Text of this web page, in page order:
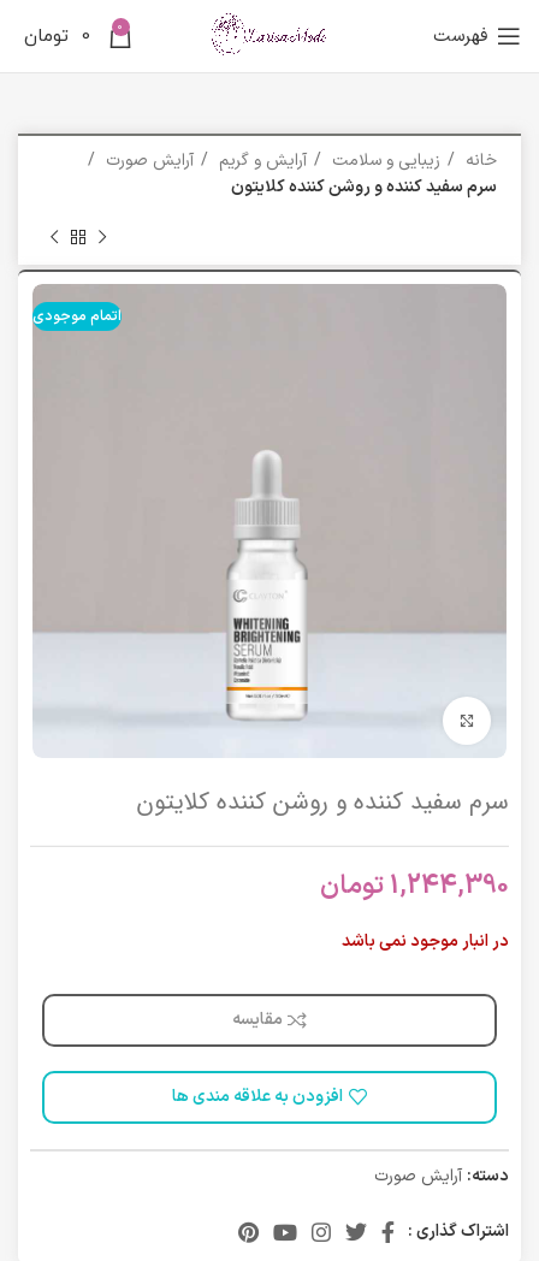
فهرست 0
0 تومان
خانه زیبایی و سلامت آرایش و گریم
آرایش صورت
سرم سفید کننده و روشن کننده کلایتون
اتمام موجودی
برای بزرگنمایی کلیک کنید
سرم سفید کننده و روشن کننده کلایتون
1,244,390تومان
در انبار موجود نمی باشد
مقایسه
افزودن به علاقه مندی ها
دسته: آرایش صورت
اشتراک گذاری :